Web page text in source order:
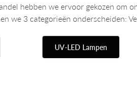
hebben we ervoor gekozen om
we 3 categorieën onderscheiden:
UV-LED Lampen